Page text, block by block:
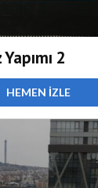
2
HEMEN İZLE